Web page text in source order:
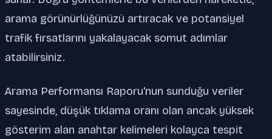
arama görünürlüğünüzü artıracak ve potansiyel
trafik fırsatlarını yakalayacak somut adımlar
atabilirsiniz.
Arama Performansı Raporu'nun sunduğu veriler
sayesinde, düşük tıklama oranı olan ancak yüksek
gösterim alan anahtar kelimeleri kolayca tespit